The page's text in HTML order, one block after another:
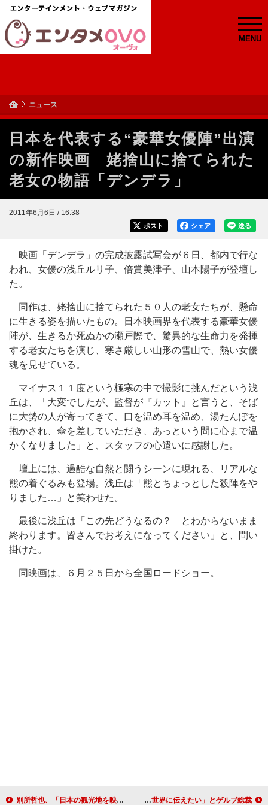
MENU
ニュース
日本を代表する“豪華女優陣”出演
の新作映画 姥捨山に捨てられた
老女の物語「デンデラ」
2011年6月6日 / 16:38
送る
シェア
ポスト
映画「デンデラ」の完成披露試写会が６日、都内で行な
われ、女優の浅丘ルリ子、倍賞美津子、山本陽子が登壇し
た。
同作は、姥捨山に捨てられた５０人の老女たちが、懸命
に生きる姿を描いたもの。日本映画界を代表する豪華女優
陣が、生きるか死ぬかの瀬戸際で、驚異的な生命力を発揮
する老女たちを演じ、寒さ厳しい山形の雪山で、熱い女優
魂を見せている。
マイナス１１度という極寒の中で撮影に挑んだという浅
丘は、「大変でしたが、監督が『カット』と言うと、そば
に大勢の人が寄ってきて、口を温め耳を温め、湯たんぽを
抱かされ、傘を差していただき、あっという間に心まで温
かくなりました」と、スタッフの心遣いに感謝した。
壇上には、過酷な自然と闘うシーンに現れる、リアルな
熊の着ぐるみも登場。浅丘は「熊とちょっとした殺陣をや
りました…」と笑わせた。
最後に浅丘は「この先どうなるの？ とわからないまま
終わります。皆さんでお考えになってください」と、問い
掛けた。
同映画は、６月２５日から全国ロードショー。
別所哲也、「日本の観光地を映画で伝えたい」 ショートフィルムを観光活性化の切り札に 世界最高峰の「メトロポリタン・オペラ」来日 「日本が安全だと世界に伝えたい」とゲルブ総裁